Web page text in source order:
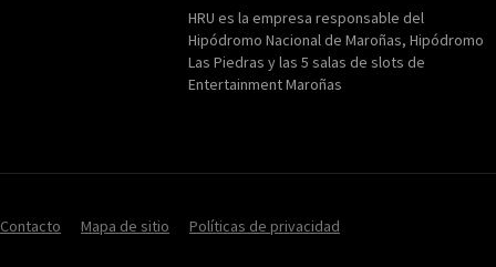
HRU es la empresa responsable del
Hipódromo Nacional de Maroñas, Hipódromo
Las Piedras y las 5 salas de slots de
Entertainment Maroñas
Contacto Mapa de sitio Políticas de privacidad